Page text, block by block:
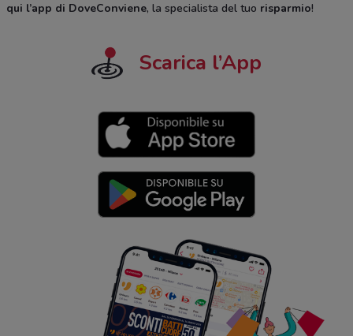
qui l’app di DoveConviene, la specialista del tuo risparmio!
Scarica l’App